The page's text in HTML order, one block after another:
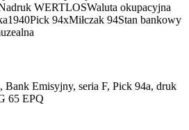
WERTLOSWaluta okupacyjna
1940Pick 94xMiłczak 94Stan bankowy